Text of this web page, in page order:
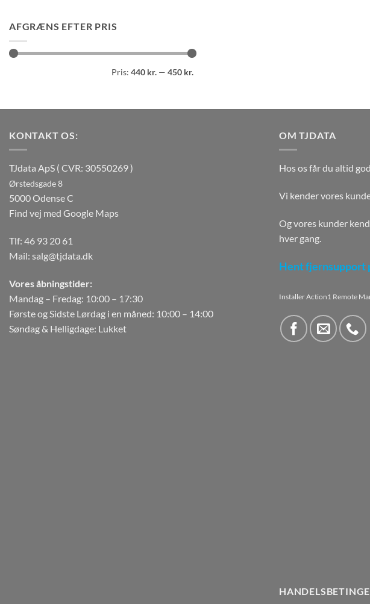
AFGRÆNS EFTER PRIS
Pris: 440 kr. — 450 kr.
KONTAKT OS:
TJdata ApS ( CVR: 30550269 )
Ørstedsgade 8
5000 Odense C
Find vej med Google Maps
Tlf: 46 93 20 61
Mail: salg@tjdata.dk
Vores åbningstider:
Mandag – Fredag: 10:00 – 17:30
Første og Sidste Lørdag i en måned: 10:00 – 14:00
Søndag & Helligdage: Lukket
OM TJDATA
Hos os får du altid
Vi kender vores
Og vores kunder
hver gang.
Hent fjernsupport
Installer Action1 Remote